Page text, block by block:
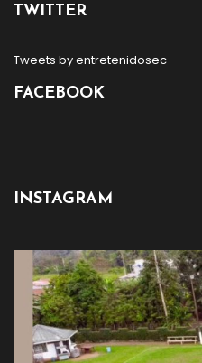
TWITTER
Tweets by entretenidosec
FACEBOOK
INSTAGRAM